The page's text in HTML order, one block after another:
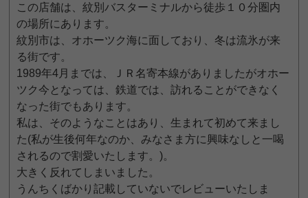
この店舗は、紋別バスターミナルから徒歩１０分圏内
の場所にあります。
紋別市は、オホーツク海に面しており、冬は流氷が来
る街です。
1989年4月までは、ＪＲ名寄本線がありましたがオホー
ツク今となっては、鉄道では、訪れることができなく
なった街でもあります。
私は、そのようなことはあり、生まれて初めて来まし
た(私が生後何年なのか、みなさま方に興味なしと一喝
されるので割愛いたします。)。
大きく反れてしまいました。
うんちくばかり記載していないでレビューいたしま